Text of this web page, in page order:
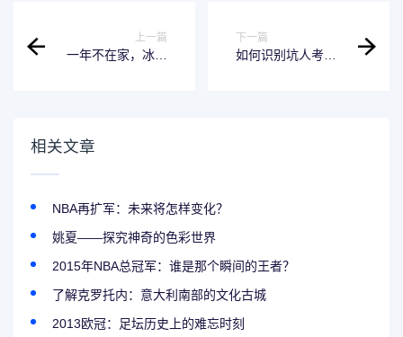
上一篇
一年不在家，冰箱
下一篇
如何识别坑人考智
相关文章
NBA再扩军：未来将怎样变化？
姚夏——探究神奇的色彩世界
2015年NBA总冠军：谁是那个瞬间的王者？
了解克罗托内：意大利南部的文化古城
2013欧冠：足坛历史上的难忘时刻